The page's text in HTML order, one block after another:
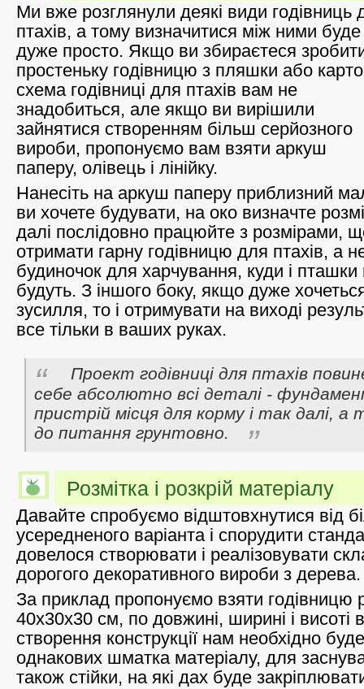
Ми вже розглянули деякі види годівниць
птахів, а тому визначитися між ними буде
дуже просто. Якщо ви збираєтеся
простеньку годівницю з пляшки або
схема годівниці для птахів вам не
знадобиться, але якщо ви вирішили
зайнятися створенням більш серйозного
вироби, пропонуємо вам взяти аркуш
паперу, олівець і лінійку.
Нанесіть на аркуш паперу приблизний
ви хочете будувати, на око визначте
далі послідовно працюйте з розмірами,
отримати гарну годівницю для птахів, а
будиночок для харчування, куди і пташки
будуть. З іншого боку, якщо дуже
зусилля, то і отримувати на виході
все тільки в ваших руках.
Проект годівниці для птахів
себе абсолютно всі деталі -
пристрій місця для корму і так далі, а
до питання грунтовно.
Розмітка і розкрій матеріалу
Давайте спробуємо відштовхнутися від
усередненого варіанта і спорудити
довелося створювати і реалізовувати
дорогого декоративного вироби з дерева.
За приклад пропонуємо взяти годівницю
40х30х30 см, по довжині, ширині і висоті
створення конструкції нам необхідно
однакових шматка матеріалу, для
також стійки, на які дах буде